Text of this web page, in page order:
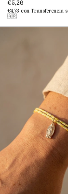
€5,26
€4,73 con Transferencia
🇦🇷